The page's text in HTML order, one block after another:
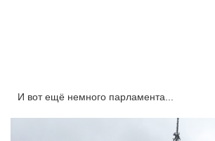
И вот ещё немного парламента...